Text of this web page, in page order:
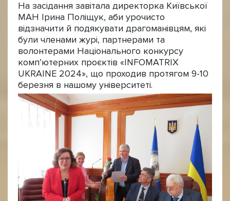
На засідання завітала директорка Київської
МАН Ірина Поліщук, аби урочисто
відзначити й подякувати драгоманівцям, які
були членами журі, партнерами та
волонтерами Національного конкурсу
комп’ютерних проєктів «INFOMATRIX
UKRAINE 2024», що проходив протягом 9-10
березня в нашому університеті.